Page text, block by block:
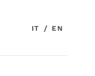
IT / EN